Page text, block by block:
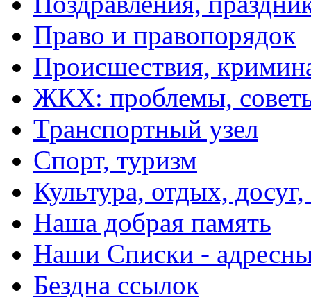
Право и правопорядок
Происшествия,
ЖКХ: проблемы,
Транспортный узел
Спорт, туризм
Культура, отдых,
Наша добрая память
Наши Списки -
Бездна ссылок